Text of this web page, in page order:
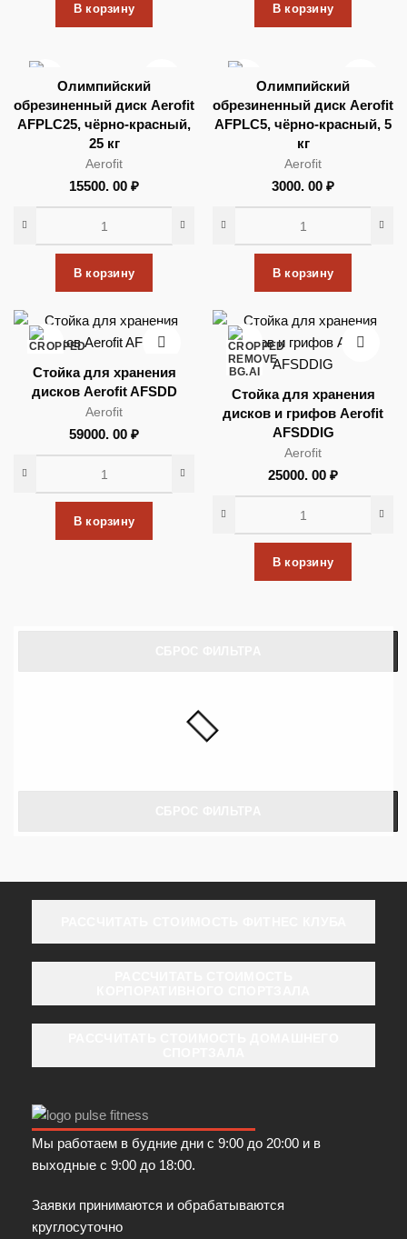
В корзину В корзину
Олимпийский
обрезиненный диск Aerofit
AFPLC25, чёрно-красный,
25 кг
Aerofit
15500. 00 ₽
В корзину
Олимпийский
обрезиненный диск Aerofit
AFPLC5, чёрно-красный, 5
кг
Aerofit
3000. 00 ₽
В корзину
Стойка для хранения
дисков Aerofit AFSDD
Aerofit
59000. 00 ₽
В корзину
Стойка для хранения
дисков и грифов Aerofit
AFSDDIG
Aerofit
25000. 00 ₽
В корзину
Мы работаем в будние дни с 9:00 до 20:00 и в
выходные с 9:00 до 18:00.
Заявки принимаются и обрабатываются
круглосуточно